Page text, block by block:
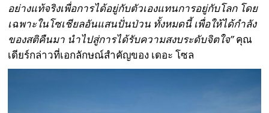
อย่างแท้จริงเพื่อการได้อยู่กับตัวเองแทนการอยู่กับโลก โดย
เฉพาะในโซเชียลอันแสนปั่นป่วน ทั้งหมดนี้ เพื่อให้ได้กำลัง
ของสติคืนมา นำไปสู่การได้รับความสงบระดับจิตใจ”คุณ
เดียร์กล่าวที่เอกลักษณ์สำคัญของ เดอะ โซล